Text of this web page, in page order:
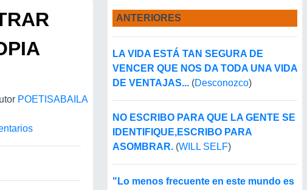
POETISABAILA
ANTERIORES
LA VIDA ESTÁ TAN SEGURA DE
VENCER QUE NOS DA TODA UNA VIDA
DE VENTAJAS... (Desconozco)
NO ESCRIBO PARA QUE LA GENTE SE
IDENTIFIQUE,ESCRIBO PARA
ASOMBRAR. (WILL SELF)
"Lo menos frecuente en este mundo es